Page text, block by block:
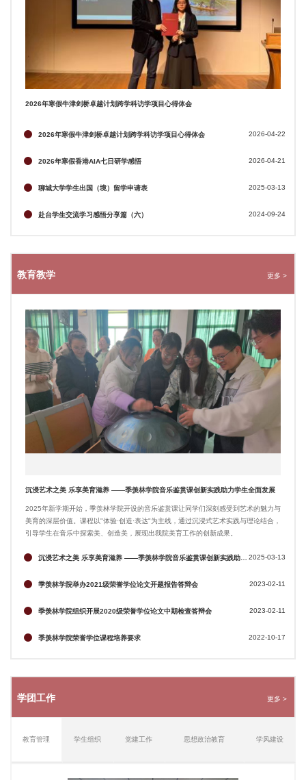
2026年寒假牛津剑桥卓越计划跨学科访学项目心得体会
2026-04-22
2026年寒假牛津剑桥卓越计划跨学科访学项目心得体会
2026-04-21
2026年寒假香港AIA七日研学感悟
2025-03-13
聊城大学学生出国（境）留学申请表
2024-09-24
赴台学生交流学习感悟分享篇（六）
教育教学 更多 >
沉浸艺术之美 乐享美育滋养 ——季羡林学院音乐鉴赏课创新实践助力学生全面发展
2025年新学期开始，季羡林学院开设的音乐鉴赏课让同学们深刻感受到艺术的魅力与
美育的深层价值。课程以"体验·创造·表达"为主线，通过沉浸式艺术实践与理论结合，
引导学生在音乐中探索美、创造美，展现出我院美育工作的创新成果。
2025-03-13
2023-02-11
季羡林学院举办2021级荣誉学位论文开题报告答辩会
2023-02-11
季羡林学院组织开展2020级荣誉学位论文中期检查答辩会
2022-10-17
季羡林学院荣誉学位课程培养要求
学团工作 更多 >
教育管理 学生组织 党建工作 思想政治教育 学风建设